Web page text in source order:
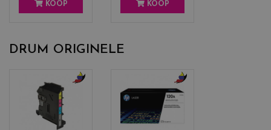
KOOP KOOP
DRUM ORIGINELE
c
o